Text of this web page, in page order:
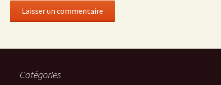
Catégories